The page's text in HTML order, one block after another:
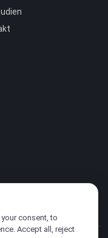
consent, to
Accept all, reject